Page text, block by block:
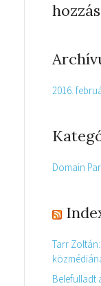
2016.
Domain
Tarr
Belefulladt